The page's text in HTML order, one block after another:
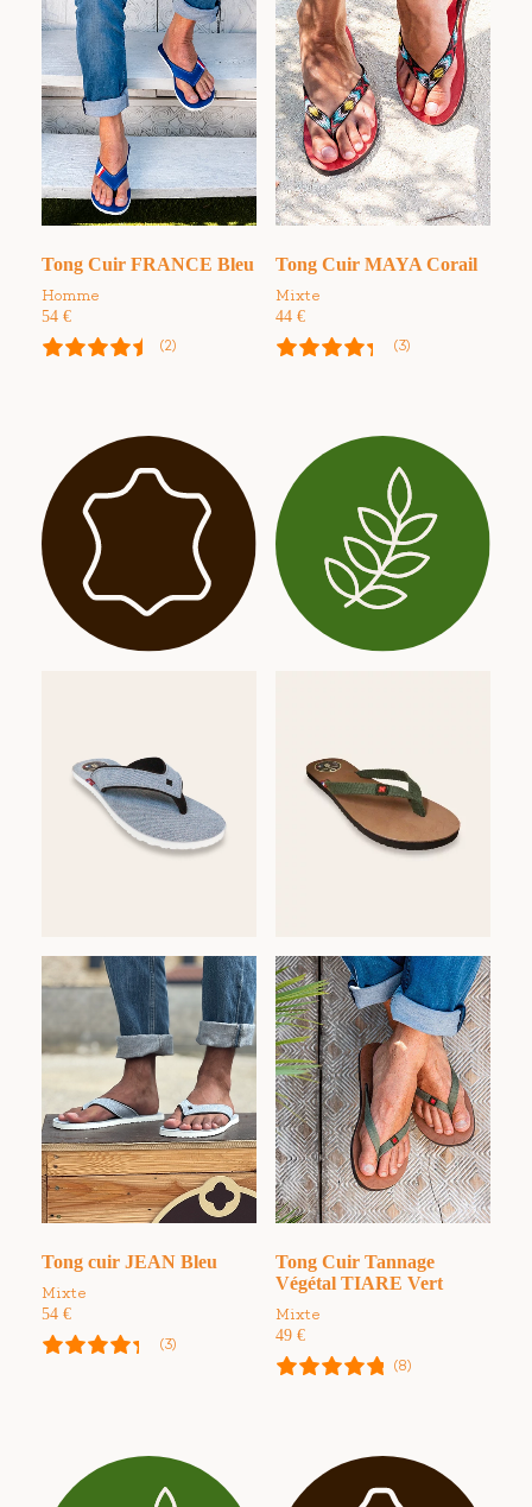
Tong Cuir FRANCE Bleu
Homme
54 €
(2)
Tong Cuir MAYA Corail
Mixte
44 €
(3)
Tong cuir JEAN Bleu
Mixte
54 €
(3)
Tong Cuir Tannage
Végétal TIARE Vert
Mixte
49 €
(8)